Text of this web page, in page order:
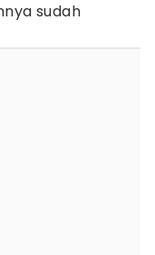
sudah